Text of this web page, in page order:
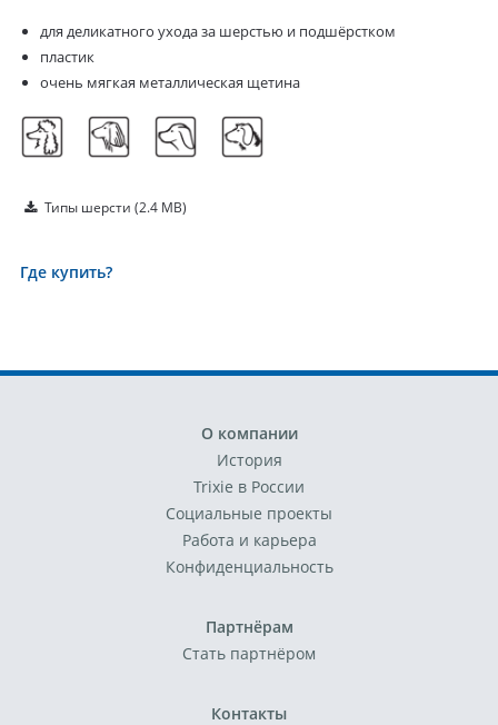
для деликатного ухода за шерстью и подшёрстком
пластик
очень мягкая металлическая щетина
Типы шерсти (2.4 MB)
Где купить?
О компании
История
Trixie в России
Социальные проекты
Работа и карьера
Конфиденциальность
Партнёрам
Стать партнёром
Контакты